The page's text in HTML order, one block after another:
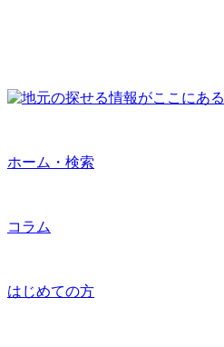
ホーム・検索
コラム
はじめての方